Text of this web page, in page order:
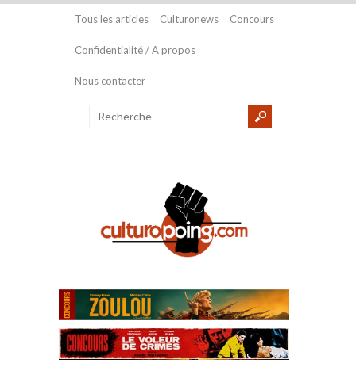
Tous les articles Culturonews Concours
Confidentialité / A propos
Nous contacter